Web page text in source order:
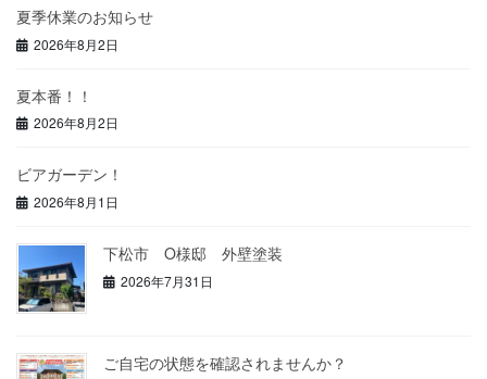
夏季休業のお知らせ
2026年8月2日
夏本番！！
2026年8月2日
ビアガーデン！
2026年8月1日
下松市 O様邸 外壁塗装
2026年7月31日
ご自宅の状態を確認されませんか？